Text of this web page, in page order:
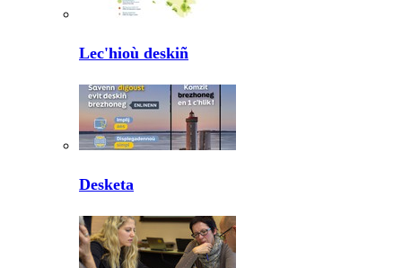
Lec'hioù deskiñ
Desketa